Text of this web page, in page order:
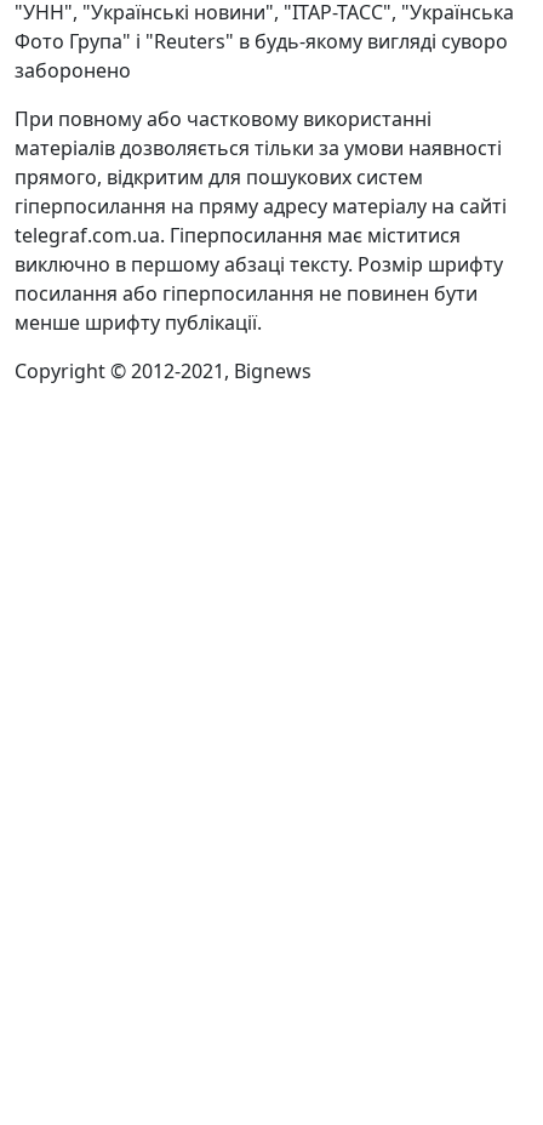
"УНН", "Українські новини", "ІТАР-ТАСС", "Українська
Фото Група" і "Reuters" в будь-якому вигляді суворо
заборонено
При повному або частковому використанні
матеріалів дозволяється тільки за умови наявності
прямого, відкритим для пошукових систем
гіперпосилання на пряму адресу матеріалу на сайті
telegraf.com.ua. Гіперпосилання має міститися
виключно в першому абзаці тексту. Розмір шрифту
посилання або гіперпосилання не повинен бути
менше шрифту публікації.
Copyright © 2012-2021, Bignews